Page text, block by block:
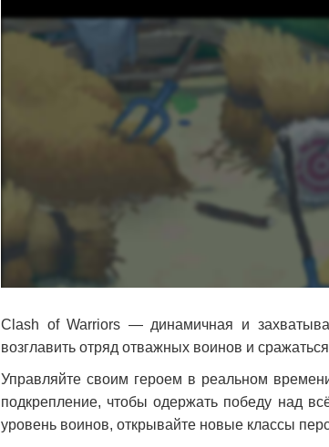
Clash of Warriors — динамичная и
возглавить отряд отважных воинов и
Управляйте своим героем в реальном
подкрепление, чтобы одержать победу над
уровень воинов, открывайте новые классы